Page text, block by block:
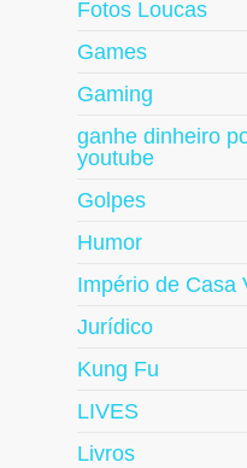
Fotos Loucas
Games
Gaming
ganhe dinheiro
youtube
Golpes
Humor
Império de Casa
Jurídico
Kung Fu
LIVES
Livros